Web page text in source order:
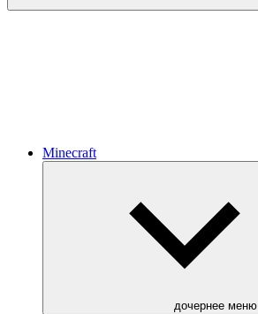
Minecraft
дочернее меню